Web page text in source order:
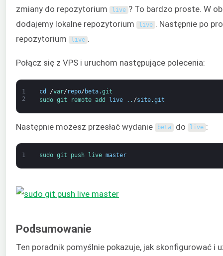
zmiany do repozytorium
live ? To bardzo proste. W
dodajemy lokalne repozytorium
live . Następnie po
repozytorium
live .
Połącz się z VPS i uruchom następujące polecenia:
1
2
cd /var/ repo/ beta.git
sudo git remote add live . . /site.git
Następnie możesz przesłać wydanie beta do live :
1 sudo git push live master
Podsumowanie
Ten poradnik pomyślnie pokazuje, jak skonfigurować i